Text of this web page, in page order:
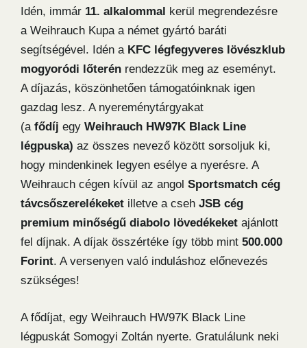
Idén, immár 11. alkalommal kerül megrendezésre
a Weihrauch Kupa a német gyártó baráti
segítségével. Idén a KFC légfegyveres lövészklub
mogyoródi lőterén rendezzük meg az eseményt.
A díjazás, köszönhetően támogatóinknak igen
gazdag lesz. A nyereménytárgyakat
(a fődíj egy Weihrauch HW97K Black Line
légpuska) az összes nevező között sorsoljuk ki,
hogy mindenkinek legyen esélye a nyerésre. A
Weihrauch cégen kívül az angol Sportsmatch cég
távcsőszerelékeket illetve a cseh JSB cég
premium minőségű diabolo lövedékeket ajánlott
fel díjnak. A díjak összértéke így több mint 500.000
Forint. A versenyen való induláshoz előnevezés
szükséges!
A fődíjat, egy Weihrauch HW97K Black Line
légpuskát Somogyi Zoltán nyerte. Gratulálunk neki